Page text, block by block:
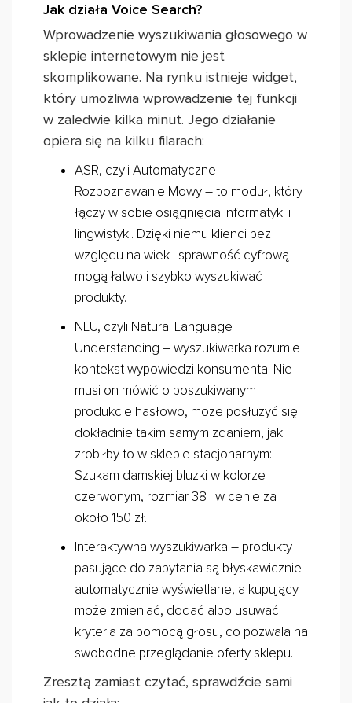
Jak działa Voice Search?
Wprowadzenie wyszukiwania głosowego w
sklepie internetowym nie jest
skomplikowane. Na rynku istnieje widget,
który umożliwia wprowadzenie tej funkcji
w zaledwie kilka minut. Jego działanie
opiera się na kilku filarach:
ASR, czyli Automatyczne
Rozpoznawanie Mowy – to moduł, który
łączy w sobie osiągnięcia informatyki i
lingwistyki. Dzięki niemu klienci bez
względu na wiek i sprawność cyfrową
mogą łatwo i szybko wyszukiwać
produkty.
NLU, czyli Natural Language
Understanding – wyszukiwarka rozumie
kontekst wypowiedzi konsumenta. Nie
musi on mówić o poszukiwanym
produkcie hasłowo, może posłużyć się
dokładnie takim samym zdaniem, jak
zrobiłby to w sklepie stacjonarnym:
Szukam damskiej bluzki w kolorze
czerwonym, rozmiar 38 i w cenie za
około 150 zł.
Interaktywna wyszukiwarka – produkty
pasujące do zapytania są błyskawicznie i
automatycznie wyświetlane, a kupujący
może zmieniać, dodać albo usuwać
kryteria za pomocą głosu, co pozwala na
swobodne przeglądanie oferty sklepu.
Zresztą zamiast czytać, sprawdźcie sami